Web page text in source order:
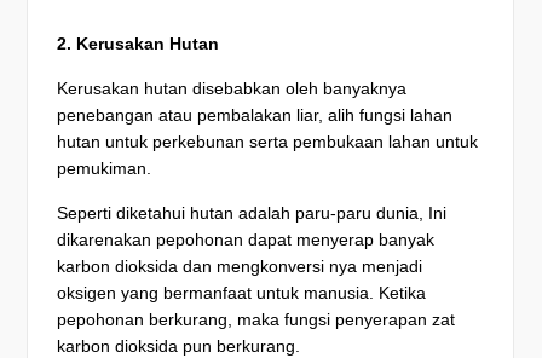
2. Kerusakan Hutan
Kerusakan hutan disebabkan oleh banyaknya
penebangan atau pembalakan liar, alih fungsi lahan
hutan untuk perkebunan serta pembukaan lahan untuk
pemukiman.
Seperti diketahui hutan adalah paru-paru dunia, Ini
dikarenakan pepohonan dapat menyerap banyak
karbon dioksida dan mengkonversi nya menjadi
oksigen yang bermanfaat untuk manusia. Ketika
pepohonan berkurang, maka fungsi penyerapan zat
karbon dioksida pun berkurang.